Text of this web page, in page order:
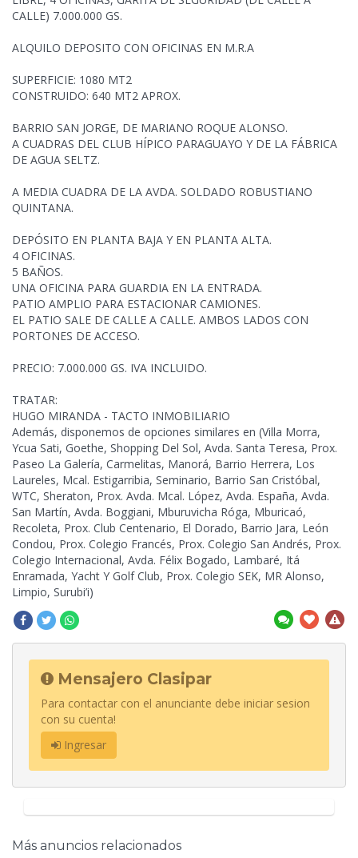
CALLE) 7.000.000 GS.
ALQUILO DEPOSITO CON OFICINAS EN M.R.A
SUPERFICIE: 1080 MT2
CONSTRUIDO: 640 MT2 APROX.
BARRIO SAN JORGE, DE MARIANO ROQUE ALONSO.
A CUADRAS DEL CLUB HÍPICO PARAGUAYO Y DE LA FÁBRICA
DE AGUA SELTZ.
A MEDIA CUADRA DE LA AVDA. SOLDADO ROBUSTIANO
QUINTANA.
DEPÓSITO EN PLANTA BAJA Y EN PLANTA ALTA.
4 OFICINAS.
5 BAÑOS.
UNA OFICINA PARA GUARDIA EN LA ENTRADA.
PATIO AMPLIO PARA ESTACIONAR CAMIONES.
EL PATIO SALE DE CALLE A CALLE. AMBOS LADOS CON
PORTONES DE ACCESO.
PRECIO: 7.000.000 GS. IVA INCLUIDO.
TRATAR:
HUGO MIRANDA - TACTO INMOBILIARIO
Además, disponemos de opciones similares en (Villa Morra,
Ycua Sati, Goethe, Shopping Del Sol, Avda. Santa Teresa, Prox.
Paseo La Galería, Carmelitas, Manorá, Barrio Herrera, Los
Laureles, Mcal. Estigarribia, Seminario, Barrio San Cristóbal,
WTC, Sheraton, Prox. Avda. Mcal. López, Avda. España, Avda.
San Martín, Avda. Boggiani, Mburuvicha Róga, Mburicaó,
Recoleta, Prox. Club Centenario, El Dorado, Barrio Jara, León
Condou, Prox. Colegio Francés, Prox. Colegio San Andrés, Prox.
Colegio Internacional, Avda. Félix Bogado, Lambaré, Itá
Enramada, Yacht Y Golf Club, Prox. Colegio SEK, MR Alonso,
Limpio, Surubi’i)
Mensajero Clasipar
Para contactar con el anunciante debe iniciar sesion
con su cuenta!
Ingresar
Más anuncios relacionados